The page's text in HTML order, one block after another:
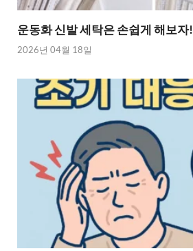
운동화 신발 세탁은 손쉽게 해보자!
2026년 04월 18일